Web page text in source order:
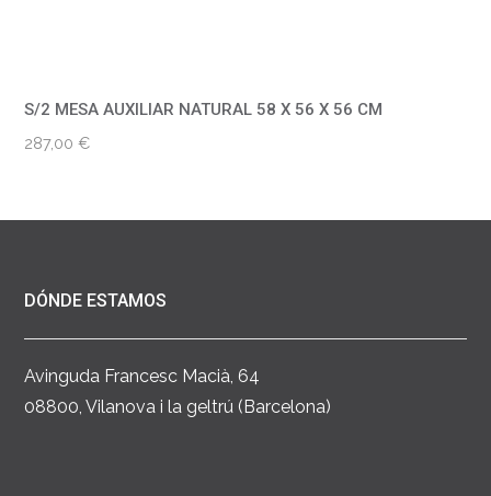
S/2 MESA AUXILIAR NATURAL 58 X 56 X 56 CM
287,00€
DÓNDE ESTAMOS
Avinguda Francesc Macià, 64
08800, Vilanova i la geltrú (Barcelona)